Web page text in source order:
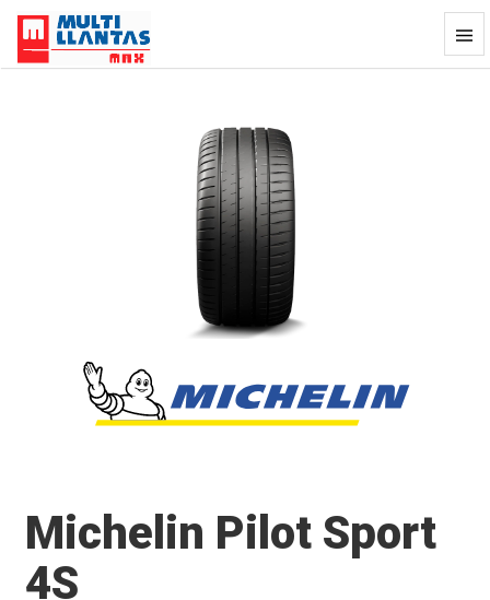
Llanta Michelin Pilot Sport 4S 245/
Michelin Pilot Sport
4S